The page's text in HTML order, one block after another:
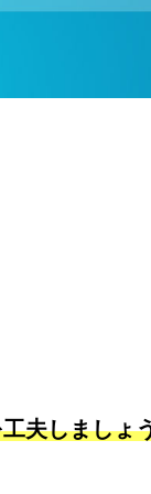
夫しましょ